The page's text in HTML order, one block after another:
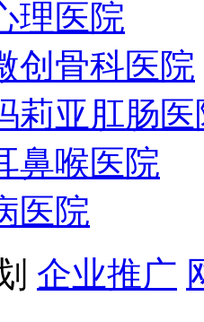
理医院
创骨科医院
莉亚肛肠医
鼻喉医院
医院
企业推广